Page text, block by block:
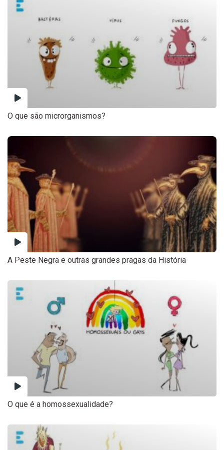
O que são microrganismos?
A Peste Negra e outras grandes pragas da História
O que é a homossexualidade?